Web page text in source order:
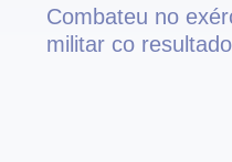
Combateu no
militar co